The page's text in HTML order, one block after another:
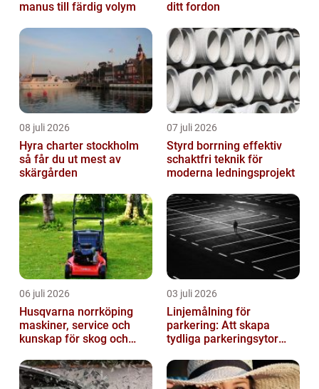
manus till färdig volym ditt fordon
08 juli 2026
Hyra charter stockholm
så får du ut mest av
skärgården
07 juli 2026
Styrd borrning effektiv
schaktfri teknik för
moderna ledningsprojekt
06 juli 2026
Husqvarna norrköping
maskiner, service och
kunskap för skog och
03 juli 2026
Linjemålning för
parkering: Att skapa
tydliga parkeringsytor
parkeringslinjer